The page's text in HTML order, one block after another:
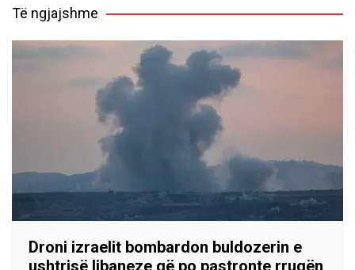
Të ngjajshme
Droni izraelit bombardon buldozerin e
ushtrisë libaneze që po pastronte rrugën